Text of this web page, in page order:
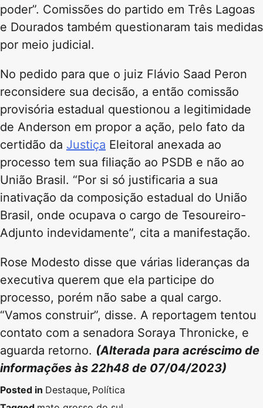
poder”. Comissões do partido em Três Lagoas
e Dourados também questionaram tais medidas
por meio judicial.
No pedido para que o juiz Flávio Saad Peron
reconsidere sua decisão, a então comissão
provisória estadual questionou a legitimidade
de Anderson em propor a ação, pelo fato da
certidão da Justiça Eleitoral anexada ao
processo tem sua filiação ao PSDB e não ao
União Brasil. “Por si só justificaria a sua
inativação da composição estadual do União
Brasil, onde ocupava o cargo de Tesoureiro-
Adjunto indevidamente”, cita a manifestação.
Rose Modesto disse que várias lideranças da
executiva querem que ela participe do
processo, porém não sabe a qual cargo.
“Vamos construir”, disse. A reportagem tentou
contato com a senadora Soraya Thronicke, e
aguarda retorno. (Alterada para acréscimo de
informações às 22h48 de 07/04/2023)
Posted in Destaque, Política